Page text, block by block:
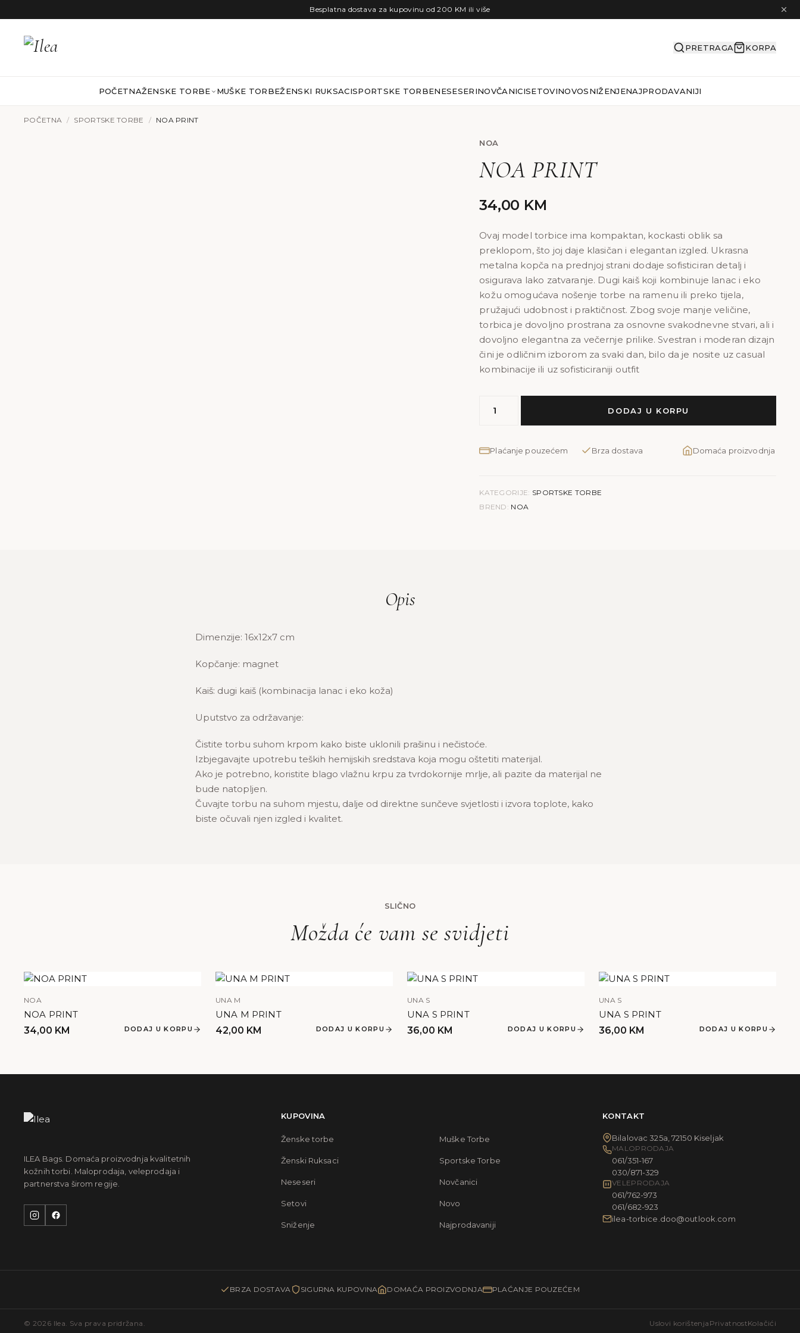
Besplatna dostava za kupovinu od 200 KM ili više
PRETRAGA KORPA
POČETNAŽENSKE TORBE MUŠKE TORBEŽENSKI RUKSACISPORTSKE TORBENESESERINOVČANICISETOVINOVOSNIŽENJENAJPRODAVANIJI
POČETNA / SPORTSKE TORBE / NOA PRINT
NOA
NOA PRINT
34,00 KM
Ovaj model torbice ima kompaktan, kockasti oblik sa
preklopom, što joj daje klasičan i elegantan izgled. Ukrasna
metalna kopča na prednjoj strani dodaje sofisticiran detalj i
osigurava lako zatvaranje. Dugi kaiš koji kombinuje lanac i eko
kožu omogućava nošenje torbe na ramenu ili preko tijela,
pružajući udobnost i praktičnost. Zbog svoje manje veličine,
torbica je dovoljno prostrana za osnovne svakodnevne stvari, ali i
dovoljno elegantna za večernje prilike. Svestran i moderan dizajn
čini je odličnim izborom za svaki dan, bilo da je nosite uz casual
kombinacije ili uz sofisticiraniji outfit
PRINT
DODAJ U KORPU
Plaćanje pouzećem Brza dostava Domaća proizvodnja
KATEGORIJE: SPORTSKE TORBE
BREND: NOA
Opis
Dimenzije: 16x12x7 cm
Kopčanje: magnet
Kaiš: dugi kaiš (kombinacija lanac i eko koža)
Uputstvo za održavanje:
Čistite torbu suhom krpom kako biste uklonili prašinu i nečistoće.
Izbjegavajte upotrebu teških hemijskih sredstava koja mogu oštetiti materijal.
Ako je potrebno, koristite blago vlažnu krpu za tvrdokornije mrlje, ali pazite da materijal ne
bude natopljen.
Čuvajte torbu na suhom mjestu, dalje od direktne sunčeve svjetlosti i izvora toplote, kako
biste očuvali njen izgled i kvalitet.
SLIČNO
Možda će vam se svidjeti
NOA
NOA PRINT
34,00 KM DODAJ U KORPU
UNA M
UNA M PRINT
42,00 KM DODAJ U KORPU
UNA S
UNA S PRINT
36,00 KM DODAJ U KORPU
UNA S
UNA S PRINT
36,00 KM DODAJ U KORPU
ILEA Bags. Domaća proizvodnja kvalitetnih
kožnih torbi. Maloprodaja, veleprodaja i
partnerstva širom regije.
KUPOVINA
Ženske torbe Muške Torbe
Ženski Ruksaci Sportske Torbe
Neseseri Novčanici
Setovi Novo
Sniženje Najprodavaniji
KONTAKT
Bilalovac 325a, 72150 Kiseljak
MALOPRODAJA
061/351-167
030/871-329
VELEPRODAJA
061/762-973
061/682-923
ilea-torbice.doo@outlook.com
BRZA DOSTAVA SIGURNA KUPOVINA DOMAĆA PROIZVODNJA PLAĆANJE POUZEĆEM
© 2026 Ilea. Sva prava pridržana. Uslovi korištenja PrivatnostKolačići